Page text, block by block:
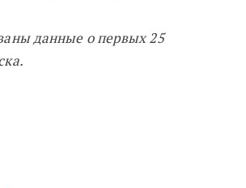
данные о первых 25